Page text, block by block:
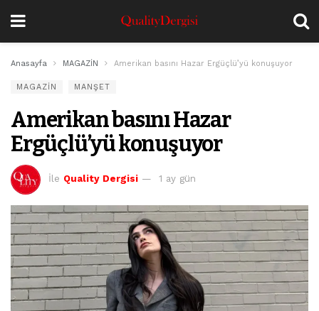
Anasayfa MAGAZİN Amerikan basını Hazar Ergüçlü’yü konuşuyor
MAGAZİN MANŞET
Amerikan basını Hazar
Ergüçlü’yü konuşuyor
İle Quality Dergisi 1 ay gün